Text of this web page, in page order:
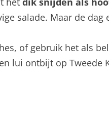
salade. Maar de
of gebruik het als
lui ontbijt op Tweede